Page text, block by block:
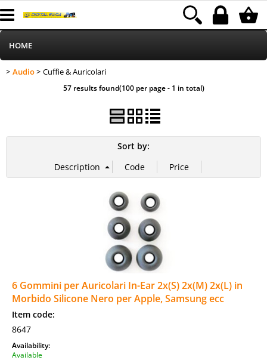
Category: HOME>Audio
HOME
Informatica
Stampa
Audio Cuffie & Auricolari
57 results found(100 per page - 1 in total)
Sort by:
6 Gommini per Auricolari In-Ear 2x(S) 2x(M) 2x(L) in
Morbido Silicone Nero per Apple, Samsung ecc
Item code:
8647
Availability:
Available